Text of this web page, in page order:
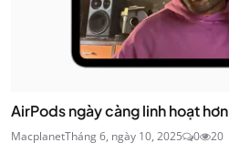
AirPods ngày càng linh hoạt hơn
MacplanetTháng 6, ngày 10, 2025 0 20